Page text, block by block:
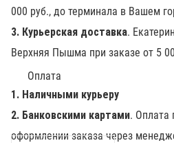
000 руб., до терминала в Вашем
3. Курьерская доставка.
Верхняя Пышма при заказе от 5
Оплата
1. Наличными курьеру
2. Банковскими картами. Оплата
оформлении заказа через